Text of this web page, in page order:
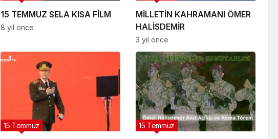
15 TEMMUZ SELA KISA FİLM
8 yıl önce
MİLLETİN KAHRAMANI ÖMER
HALİSDEMİR
3 yıl önce
15 Temmuz 15 Temmuz